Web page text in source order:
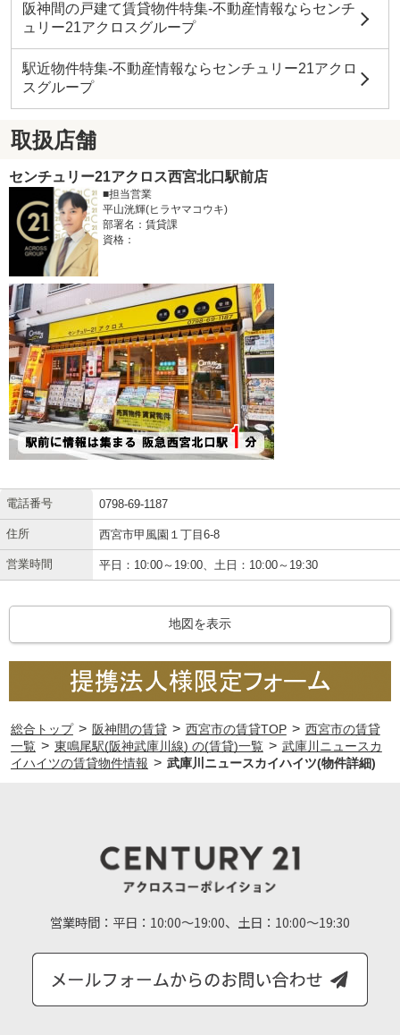
阪神間の戸建て賃貸物件特集-不動産情報ならセンチ
ュリー21アクロスグループ
駅近物件特集-不動産情報ならセンチュリー21アクロ
スグループ
取扱店舗
センチュリー21アクロス西宮北口駅前店
■担当営業
平山洸輝(ヒラヤマコウキ)
部署名：賃貸課
資格：
電話番号 0798-69-1187
住所 西宮市甲風園１丁目6-8
営業時間 平日：10:00～19:00、土日：10:00～19:30
地図を表示
総合トップ > 阪神間の賃貸 > 西宮市の賃貸TOP > 西宮市の賃貸
一覧 > 東鳴尾駅(阪神武庫川線) の(賃貸)一覧 > 武庫川ニュースカ
イハイツの賃貸物件情報 > 武庫川ニュースカイハイツ(物件詳細)
営業時間： 平日：10:00～19:00、土日：10:00～19:30